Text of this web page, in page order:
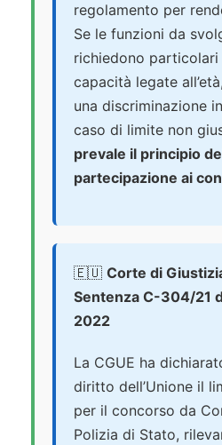
regolamento per
Se le funzioni da
richiedono
capacità legate
una discriminazione
caso di limite non
prevale il principio
partecipazione ai
🇪🇺 Corte di
Sentenza C-304/21
2022
La CGUE ha
diritto dell’Unione il
per il concorso da
Polizia di Stato,